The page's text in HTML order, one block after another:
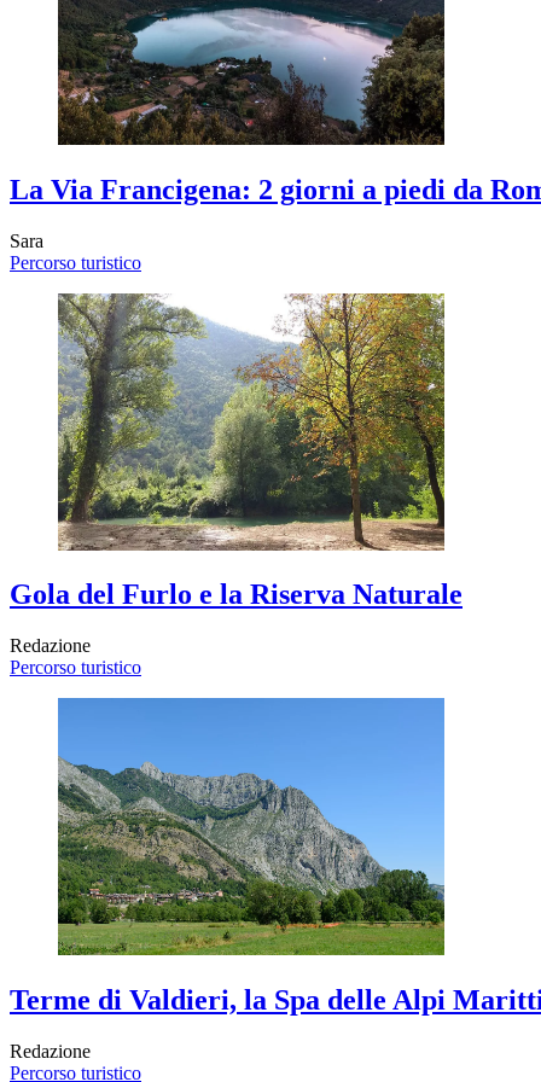
La Via Francigena: 2 giorni a piedi da
Sara
Percorso turistico
Gola del Furlo e la Riserva Naturale
Redazione
Percorso turistico
Terme di Valdieri, la Spa delle Alpi
Redazione
Percorso turistico